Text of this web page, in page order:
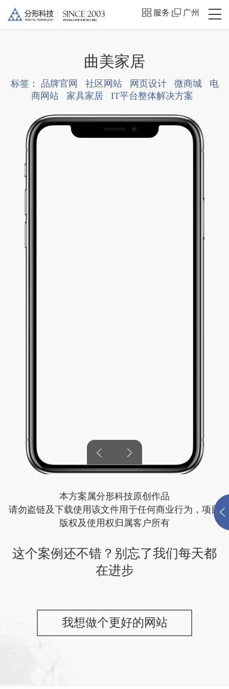
服务 广州
曲美家居
标签： 品牌官网 社区网站 网页设计 微商城
电
商网站
家具家居 IT平台整体解决方案
本方案属分形科技原创作品
请勿盗链及下载使用该文件用于任何商业行为，项目
版权及使用权归属客户所有
这个案例还不错？别忘了我们每天都
在进步
我想做个更好的网站